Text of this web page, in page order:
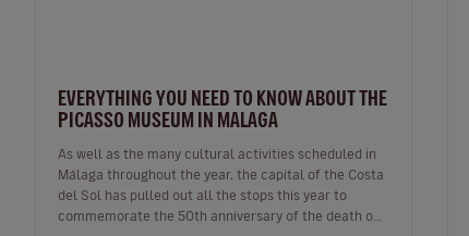
EVERYTHING YOU NEED TO KNOW ABOUT THE
PICASSO MUSEUM IN MALAGA
As well as the many cultural activities scheduled in
Málaga throughout the year, the capital of the Costa
del Sol has pulled out all the stops this year to
commemorate the 50th anniversary of the death of